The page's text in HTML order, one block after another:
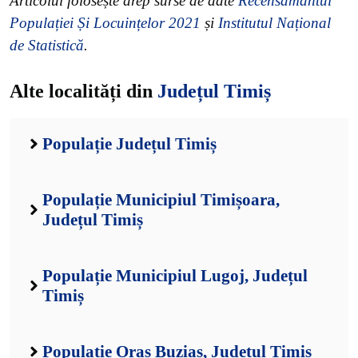
Populației Și Locuințelor 2021 și Institutul Național
de Statistică.
Alte localități din Județul Timiș
Populație Județul Timiș
Populație Municipiul Timișoara,
Județul Timiș
Populație Municipiul Lugoj, Județul
Timiș
Populație Oraș Buziaș, Județul Timiș